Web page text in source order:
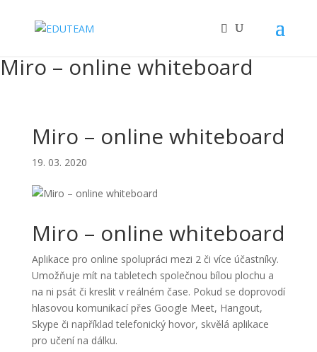
Miro – online whiteboard
Miro – online whiteboard
19. 03. 2020
Miro – online whiteboard
Aplikace pro online spolupráci mezi 2 či více účastníky.
Umožňuje mít na tabletech společnou bílou plochu a
na ni psát či kreslit v reálném čase. Pokud se doprovodí
hlasovou komunikací přes Google Meet, Hangout,
Skype či například telefonický hovor, skvělá aplikace
pro učení na dálku.